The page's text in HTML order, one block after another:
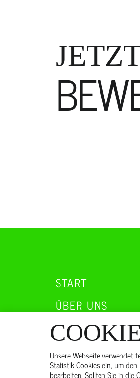
START
ÜBER UNS
KARRIERE
KONTAKT
Unsere Webseite verwendet
Statistik-Cookies ein, um
bearbeiten. Sollten Sie in die